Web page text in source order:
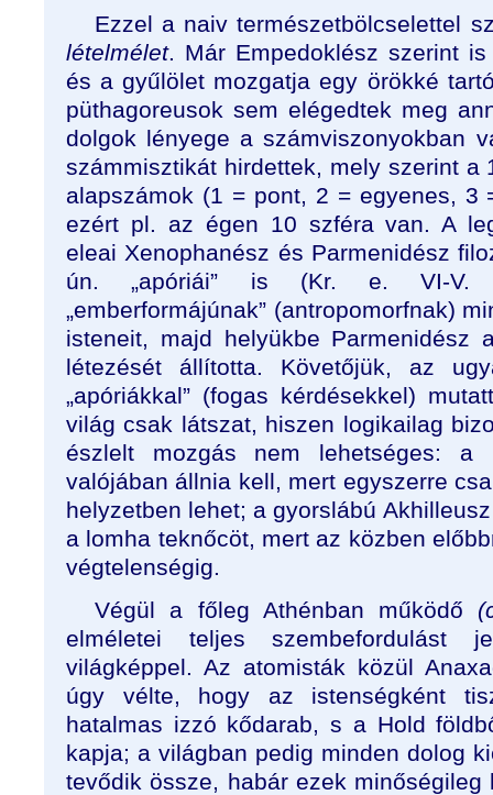
Ezzel a naiv természetbölcselettel
lételmélet. Már Empedoklész szerint
és a gyűlölet mozgatja egy örökké
püthagoreusok sem elégedtek meg
dolgok lényege a számviszonyokban
számmisztikát hirdettek, mely szerint a
alapszámok (1 = pont, 2 = egyenes,
ezért pl. az égen 10 szféra van. A
eleai Xenophanész és Parmenidész
ún. „apóriái” is (Kr. e. VI-V.
„emberformájúnak” (antropomorfnak)
isteneit, majd helyükbe Parmenidész
létezését állította. Követőjük, az
„apóriákkal” (fogas kérdésekkel)
világ csak látszat, hiszen logikailag
észlelt mozgás nem lehetséges: a
valójában állnia kell, mert egyszerre
helyzetben lehet; a gyorslábú
a lomha teknőcöt, mert az közben
végtelenségig.
Végül a főleg Athénban működő
elméletei teljes szembefordulást
világképpel. Az atomisták közül
úgy vélte, hogy az istenségként
hatalmas izzó kődarab, s a Hold
kapja; a világban pedig minden dolog
tevődik össze, habár ezek minőségileg